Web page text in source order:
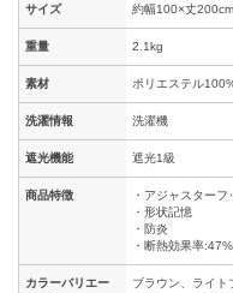
サイズ 約幅100×丈200cm
重量 2.1kg
素材 ポリエステル
洗濯情報 洗濯機
遮光機能 遮光1級
商品特徴
・アジャスターフ
・形状記憶
・防炎
・断熱効果率
カラーバリエー
ブラウン、ライト